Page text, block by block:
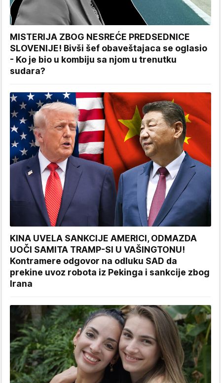
MISTERIJA ZBOG NESREĆE PREDSEDNICE
SLOVENIJE! Bivši šef obaveštajaca se oglasio
- Ko je bio u kombiju sa njom u trenutku
sudara?
KINA UVELA SANKCIJE AMERICI, ODMAZDA
UOČI SAMITA TRAMP-SI U VAŠINGTONU!
Kontramere odgovor na odluku SAD da
prekine uvoz robota iz Pekinga i sankcije zbog
Irana